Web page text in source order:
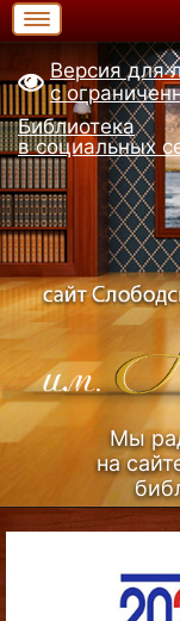
Версия для
с
Библиотека
в социальных
Мы
на
Узнать